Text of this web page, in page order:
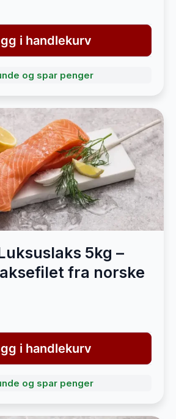
i handlekurv
og spar penger
5kg –
fra norske
i handlekurv
og spar penger